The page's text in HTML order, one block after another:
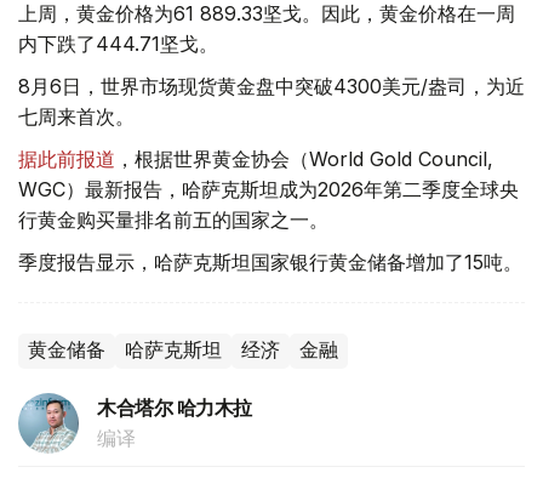
上周，黄金价格为61 889.33坚戈。因此，黄金价格在一周
内下跌了444.71坚戈。
8月6日，世界市场现货黄金盘中突破4300美元/盎司，为近
七周来首次。
据此前报道 ，根据世界黄金协会（World Gold Council,
WGC）最新报告，哈萨克斯坦成为2026年第二季度全球央
行黄金购买量排名前五的国家之一。
季度报告显示，哈萨克斯坦国家银行黄金储备增加了15吨。
黄金储备 哈萨克斯坦 经济 金融
木合塔尔 哈力木拉
编译